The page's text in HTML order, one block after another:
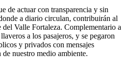
de actuar con transparencia y sin
a diario circulan, contribuirán al
Valle Fortaleza. Complementario a
a los pasajeros, y se pegaron
y privados con mensajes
nuestro medio ambiente.